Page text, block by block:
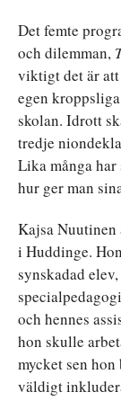
Det femte
och dilemman,
viktigt det är
egen
skolan. Idrott
tredje
Lika många
hur ger man
Kajsa Nuutinen
i Huddinge.
synskadad
och hennes
hon skulle
mycket sen
väldigt